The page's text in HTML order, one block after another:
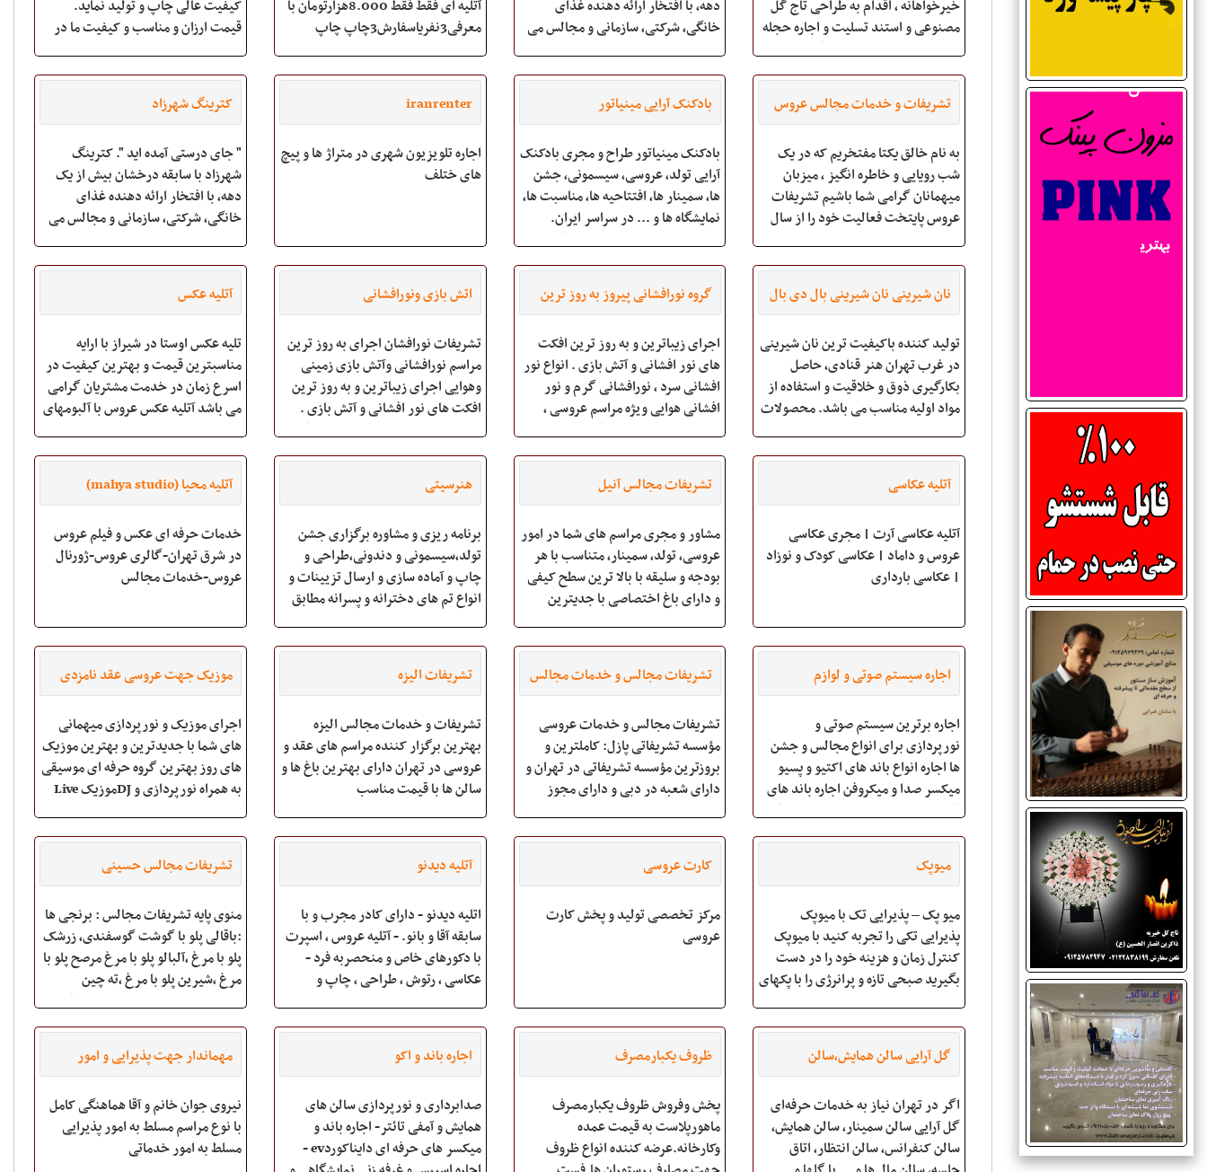
کیفیت عالی چاپ و تولید نماید.
قیمت ارزان و مناسب و کیفیت ما در
محصولات گروه تولیدی و پخش پدیده
محصول با طرح
آتلیه ای فقط فقط 8.000هزارتومان با
معرفی3نفریاسفارش3چاپ چاپ
بیش از50درصدتخفیف کرجی تماس
دهه، با افتخار ارائه دهنده غذای
خانگی، شرکتی، سازمانی و مجالس می
خیرخواهانه ، اقدام به طراحی تاج گل
مصنوعی و استند تسلیت و اجاره حجله
و بنر تسلیت نموده است . گلهای
موسسه خیریه ذاکرین انصار مشابه گل
طبیعی می باشد عواید حاصل از فروش
و کرایه تاج گل ص
کترینگ شهرزاد
" جای درستی آمده اید ". کترینگ
شهرزاد با سابقه درخشان بیش از یک
دهه، با افتخار ارائه دهنده غذای
خانگی، شرکتی، سازمانی و مجالس می
iranrenter
اجاره تلویزیون شهری در متراژ ها و پیچ
های ختلف
بادکنک آرایی مینیاتور
بادکنک مینیاتور طراح و مجری بادکنک
آرایی تولد، عروسی، سیسمونی، جشن
ها، سمینار ها، افتتاحیه ها، مناسبت ها،
نمایشگاه ها و ... در سراسر ایران.
جهت دریافت مشاوره، لیست قیمت،
طرح و سفارش، می توانید همه روزه با
شماره های شعب تماس حاصل و یا به
وب سایت w
تشریفات و خدمات مجالس عروس
به نام خالق یکتا مفتخریم که در یک
شب رویایی و خاطره انگیز ، میزبان
میهمانان گرامی شما باشیم تشریفات
عروس پایتخت فعالیت خود را از سال
مجالس با مدیریت آقای محمد حسین
ضرغامی آغاز نموده است . هدف
وآرمان این مجموعه
آتلیه عکس
تلیه عکس اوستا در شیراز با ارایه
مناسبترین قیمت و بهترین کیفیت در
اسرع زمان در خدمت مشتریان گرامی
می باشد آتلیه عکس عروس با آلبومهای
آتلیه مدلینگ آتلیه عکسهای اسپورت
آتلیه حاملگی آتلیه صنعتی و تبلیغاتی
آموزش
اتش بازی ونورافشانی
تشریفات نورافشان اجرای به روز ترین
مراسم نورافشانی وآتش بازی زمینی
وهوایی اجرای زیباترین و به روز ترین
افکت های نور افشانی و آتش بازی .
انواع نور افشانی سرد ، نورافشانی گرم
و نور افشانی هوایی فروش لوازم آتش
برای
گروه نورافشانی پیروز به روز ترین
اجرای زیباترین و به روز ترین افکت
های نور افشانی و آتش بازی . انواع نور
افشانی سرد ، نورافشانی گرم و نور
افشانی هوایی ویژه مراسم عروسی ،
افتتاحیه، اختتامیه و دیگر مراسمات
جشن . ارایه خدمات بادکنک آرایی ،
کاغذ پاش ، پوشال پاش و...<
نان شیرینی نان شیرینی بال دی بال
تولید کننده باکیفیت ترین نان شیرینی
در غرب تهران هنر قنادی، حاصل
بکارگیری ذوق و خلاقیت و استفاده از
مواد اولیه مناسب می باشد. محصولات
نوآوری، صرفه جویی در وقت، سهولت
انجام کار و در نهایت رضایت بیشتر
مشتریان را
آتلیه محیا (mahya studio)
خدمات حرفه ای عکس و فیلم عروس
در شرق تهران-گالری عروس-ژورنال
عروس-خدمات مجالس
هنرسیتی
برنامه ریزی و مشاوره برگزاری جشن
تولد،سیسمونی و دندونی،طراحی و
چاپ و آماده سازی و ارسال تزیینات و
انواع تم های دخترانه و پسرانه مطابق
هدایای مختلف برای میهمانان و
همچنین پخت خانگی و البته بهداشتی
با بهترین متریال رو
تشریفات مجالس آنیل
مشاور و مجری مراسم های شما در امور
عروسی، تولد، سمینار، متناسب با هر
بودجه و سلیقه با بالا ترین سطح کیفی
و دارای باغ اختصاصی با جدیترین
آتلیه عکاسی
آتلیه عکاسی آرت | مجری عکاسی
عروس و داماد | عکاسی کودک و نوزاد
| عکاسی بارداری
موزیک جهت عروسی عقد نامزدی
اجرای موزیک و نورپردازی میهمانی
های شما با جدیدترین و بهترین موزیک
های روز بهترین گروه حرفه ای موسیقی
به همراه نورپردازی و DJموزیک Live
کامل و حرفه ای اجرای خدمات حرفه
ای و بی نظیر (دی جی) و موزیک
مجالس. Pla
تشریفات الیزه
تشریفات و خدمات مجالس الیزه
بهترین برگزار کننده مراسم های عقد و
عروسی در تهران دارای بهترین باغ ها و
سالن ها با قیمت مناسب
تشریفات مجالس و خدمات مجالس
تشریفات مجالس و خدمات عروسی
مؤسسه تشریفاتی پازل: کاملترین و
بروزترین مؤسسه تشریفاتی در تهران و
دارای شعبه در دبی و دارای مجوز
اجرای مراسم ها در تمامی شهرها
http://www.tashrifat-
pazzel.com دفتر تشریفات عروسی پا
اجاره سیستم صوتی و لوازم
اجاره برترین سیستم صوتی و
نورپردازی برای انواع مجالس و جشن
ها اجاره انواع باند های اکتیو و پسیو
میکسر صدا و میکروفن اجاره باند های
قلش خور مستقیم برای مجالس خانگی
با بهترین کیفیت انواع پکیج های
ها و سخنرانی ها با
تشریفات مجالس حسینی
منوی پایه تشریفات مجالس : برنجی ها
:باقالی پلو با گوشت گوسفندی، زرشک
پلو با مرغ ،آلبالو پلو با مرغ مرصح پلو با
مرغ ،شیرین پلو با مرغ ،ته چین
خورشتی ها :فسنجان ،بیف استراگانف
،دلمه ،خوراک سبزیجات باربکیو :
جوجه کباب سالادها: اندونزی
،ماکارانی ،
آتلیه دیدنو
اتلیه دیدنو - دارای کادر مجرب و با
سابقه آقا و بانو. - آتلیه عروس , اسپرت
با دکورهای خاص و منحصربه فرد -
عکاسی , رتوش , طراحی , چاپ و
از مدرن ترین تجهیزات و دوربین های
عکاسی و فیلمبرداری - ساخت مت
کارت عروسی
مرکز تخصصی تولید و پخش کارت
عروسی
میوپک
میو پک – پذیرایی تک با میوپک
پذیرایی تکی را تجربه کنید با میوپک
کنترل زمان و هزینه خود را در دست
بگیرید صبحی تازه و پرانرژی را با پکهای
خیال ، میزبانی خاطره ساز را از ما
بخواهید ما ضامن خواسته و آبروی شما
هس
مهماندار جهت پذیرایی و امور
نیروی جوان خانم و آقا هماهنگی کامل
با نوع مراسم مسلط به امور پذیرایی
مسلط به امور خدماتی
اجاره باند و اکو
صدابرداری و نورپردازی سالن های
همایش و آمفی تائتر- اجاره باند و
میکسر های حرفه ای دایناکوردev -
ظروف یکبارمصرف
پخش وفروش ظروف یکبارمصرف
ماهورپلاست به قیمت عمده
وکارخانه.عرضه کننده انواع ظروف
گل آرایی سالن همایش،سالن
اگر در تهران نیاز به خدمات حرفه‌ای
گل آرایی سالن سمینار، سالن همایش،
سالن کنفرانس، سالن انتظار، اتاق